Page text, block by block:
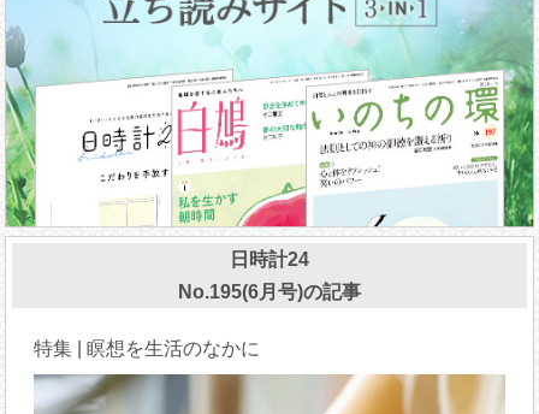
日時計24
No.195(6月号)の記事
特集 | 瞑想を生活のなかに